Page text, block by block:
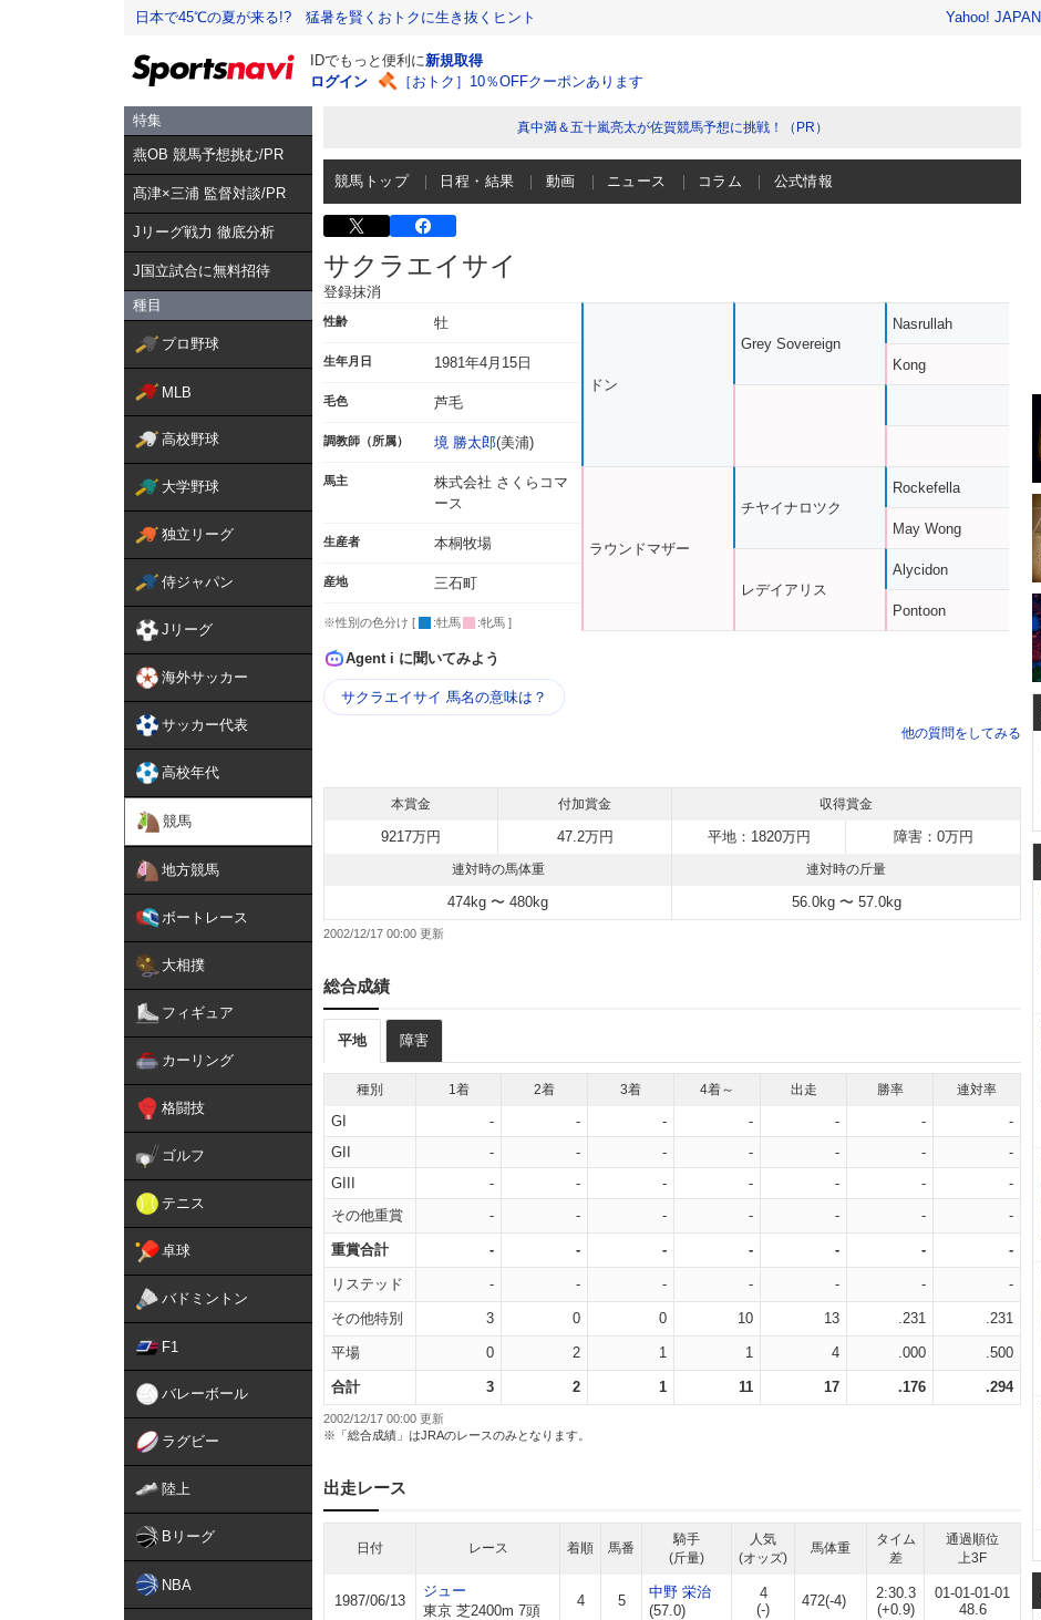
日本で45℃の夏が来る!? 猛暑を賢くおトクに生き抜くヒント Yahoo! JAPAN
IDでもっと便利に新規取得
ログイン
［おトク］10％OFFクーポンあります
特集
燕OB 競馬予想挑む/PR
髙津×三浦 監督対談/PR
Jリーグ戦力 徹底分析
J国立試合に無料招待
種目
プロ野球
MLB
高校野球
大学野球
独立リーグ
侍ジャパン
Jリーグ
海外サッカー
サッカー代表
高校年代
競馬
地方競馬
ボートレース
大相撲
フィギュア
カーリング
格闘技
ゴルフ
テニス
卓球
バドミントン
F1
バレーボール
ラグビー
陸上
Bリーグ
NBA
真中満＆五十嵐亮太が佐賀競馬予想に挑戦！（PR）
競馬トップ 日程・結果 動画 ニュース コラム 公式情報
サクラエイサイ
登録抹消
性齢 牡
生年月日 1981年4月15日
毛色 芦毛
調教師（所属） 境 勝太郎(美浦)
馬主
株式会社 さくらコマ
ース
生産者 本桐牧場
産地 三石町
※性別の色分け [ :牡馬 :牝馬 ]
ドン
ラウンドマザー
Grey Sovereign
チヤイナロツク
レデイアリス
Nasrullah
Kong
Rockefella
May Wong
Alycidon
Pontoon
Agent i に聞いてみよう
サクラエイサイ 馬名の意味は？
他の質問をしてみる
本賞金 付加賞金 収得賞金
9217万円 47.2万円 平地：1820万円 障害：0万円
連対時の馬体重 連対時の斤量
474kg 〜 480kg 56.0kg 〜 57.0kg
2002/12/17 00:00
総合成績
平地 障害
種別 1着 2着 3着 4着～ 出走 勝率 連対率
GI - - - - - -
-
GII
- - - - - -
-
GIII
- - - - - -
-
その他重賞
- - - - - - -
重賞合計 - - - - - - -
リステッド - - - - - - -
その他特別 3 0 0 10 13 .231 .231
平場 0 2 1 1 4 .000 .500
合計 3 2 1 11 17 .176 .294
2002/12/17 00:00 更新
※「総合成績」はJRAのレースのみとなります。
出走レース
日付 レース 着順 馬番
騎手
(斤量)
人気
(オッズ)
馬体重
タイム
差
通過順位
上3F
1987/06/13
ジュー
東京 芝2400m 7頭
4 5
中野 栄治
(57.0)
4
(-)
472(-4)
2:30.3
(+0.9)
01-01-01-01
48.6